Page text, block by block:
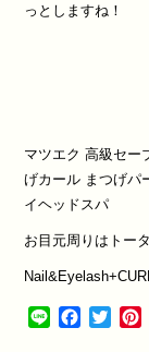
っとしますね！
マツエク 高級セー
げカール まつげパ
イヘッドスパ
お目元周りはトー
Line